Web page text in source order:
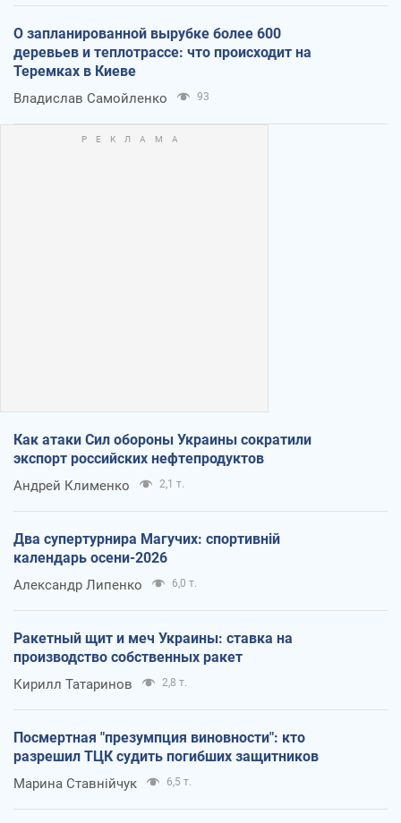
О запланированной вырубке более 600
деревьев и теплотрассе: что происходит на
Теремках в Киеве
Владислав Самойленко 93
Как атаки Сил обороны Украины сократили
экспорт российских нефтепродуктов
Андрей Клименко 2,1 т.
Два супертурнира Магучих: спортивній
календарь осени-2026
Александр Липенко 6,0 т.
Ракетный щит и меч Украины: ставка на
производство собственных ракет
Кирилл Татаринов 2,8 т.
Посмертная "презумпция виновности": кто
разрешил ТЦК судить погибших защитников
Марина Ставнійчук 6,5 т.